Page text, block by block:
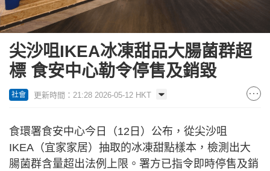
尖沙咀IKEA冰凍甜品大腸菌群超
標 食安中心勒令停售及銷毀
社會 更新時間：21:28 2026-05-12 HKT
食環署食安中心今日（12日）公布，從尖沙咀
IKEA（宜家家居）抽取的冰凍甜點樣本，檢測出大
腸菌群含量超出法例上限。署方已指令即時停售及銷